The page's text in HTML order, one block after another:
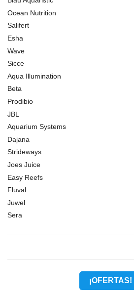
Ocean Nutrition
Salifert
Esha
Wave
Sicce
Aqua Illumination
Beta
Prodibio
JBL
Aquarium Systems
Dajana
Strideways
Joes Juice
Easy Reefs
Fluval
Juwel
Sera
¡OFERTAS!